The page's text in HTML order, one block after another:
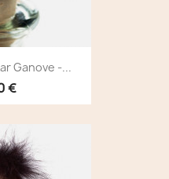
Ganove -...
€